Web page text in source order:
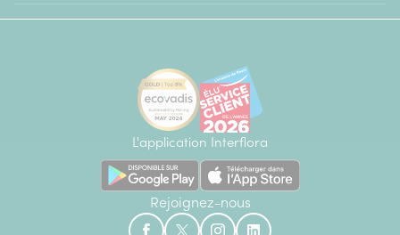
L'application Interflora
Rejoignez-nous